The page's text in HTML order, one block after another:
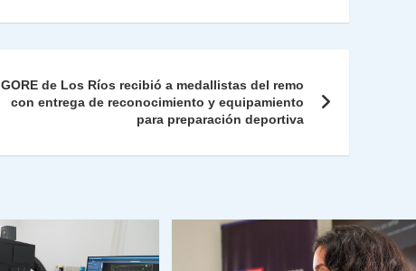
m
ar
tir
GORE de Los Ríos recibió a medallistas del remo
con entrega de reconocimiento y equipamiento
para preparación deportiva